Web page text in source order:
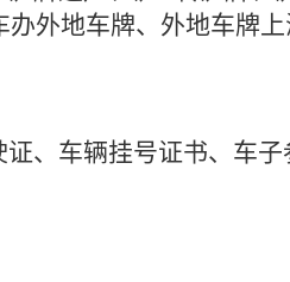
外地车牌、外地车牌
、车辆挂号证书、车